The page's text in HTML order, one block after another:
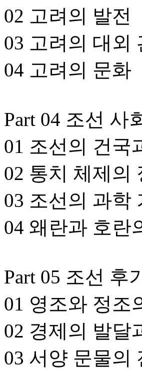
02 고려의 발전
03 고려의 대외
04 고려의 문화
Part 04 조선 사
01 조선의 건국
02 통치 체제의
03 조선의 과학
04 왜란과 호란
Part 05 조선 후
01 영조와 정조
02 경제의 발달
03 서양 문물의